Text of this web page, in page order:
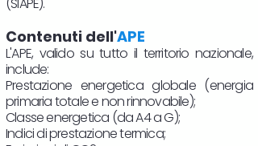
Contenuti dell'APE
L'APE, valido su tutto il territorio nazionale,
include:
Prestazione energetica globale (energia
primaria totale e non rinnovabile);
Classe energetica (da A4 a G);
Indici di prestazione termica;